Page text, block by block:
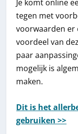
Je komt online
tegen met
voorwaarden er
voordeel van
paar
mogelijk is
maken.
Dit is het
gebruiken >>